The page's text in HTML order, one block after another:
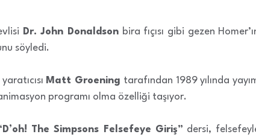
Dr. John Donaldson bira fıçısı gibi gezen
söyledi.
Matt Groening tarafından 1989 yılında
programı olma özelliği taşıyor.
The Simpsons Felsefeye Giriş” dersi,